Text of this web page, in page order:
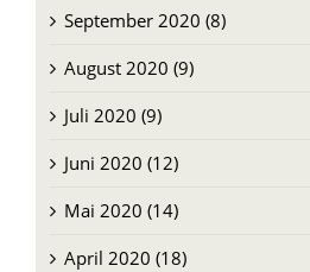
September 2020 (8)
August 2020 (9)
Juli 2020 (9)
Juni 2020 (12)
Mai 2020 (14)
April 2020 (18)